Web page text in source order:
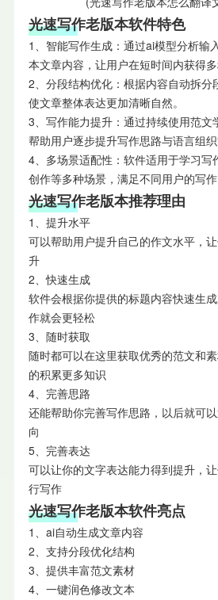
光速写作老版本软件特色
1、智能写作生成：通过ai模型分析输
本文章内容，让用户在短时间内获得多
2、分段结构优化：根据内容自动拆分
使文章整体表达更加清晰自然。
3、写作能力提升：通过持续使用范文
帮助用户逐步提升写作思路与语言组织
4、多场景适配性：软件适用于学习写
创作等多种场景，满足不同用户的写作
光速写作老版本推荐理由
1、提升水平
可以帮助用户提升自己的作文水平，
升
2、快速生成
软件会根据你提供的标题内容快速生
作就会更轻松
3、随时获取
随时都可以在这里获取优秀的范文和
的积累更多知识
4、完善思路
还能帮助你完善写作思路，以后就可
向
5、完善表达
可以让你的文字表达能力得到提升，
行写作
光速写作老版本软件亮点
1、ai自动生成文章内容
2、支持分段优化结构
3、提供丰富范文素材
4、一键润色修改文本